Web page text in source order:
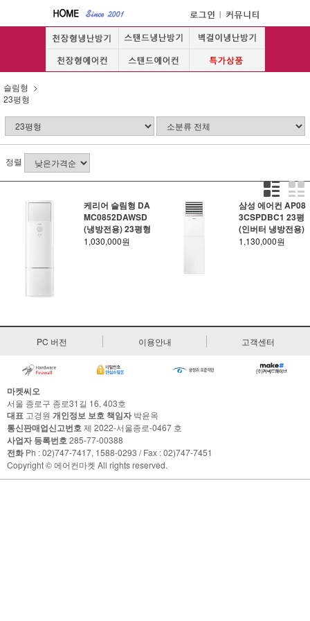
슬림형
23평형
정렬
케리어 슬림형 DA
MC0852DAWSD
(냉방전용) 23평형
1,030,000원
삼성 에어컨 AP08
3CSPDBC1 23평
(인버터 냉방전용)
1,130,000원
PC 버전 이용안내 고객센터
마켓씨오
서울 종로구 종로31길 16, 403호
대표 고경원 개인정보 보호 책임자박윤옥
통신판매업신고번호제 2022-서울종로-0467 호
사업자 등록번호285-77-00388
전화Ph : 02)747-7417, 1588-0293 / Fax : 02)747-7451
Copyright © 에어컨마켓 All rights reserved.